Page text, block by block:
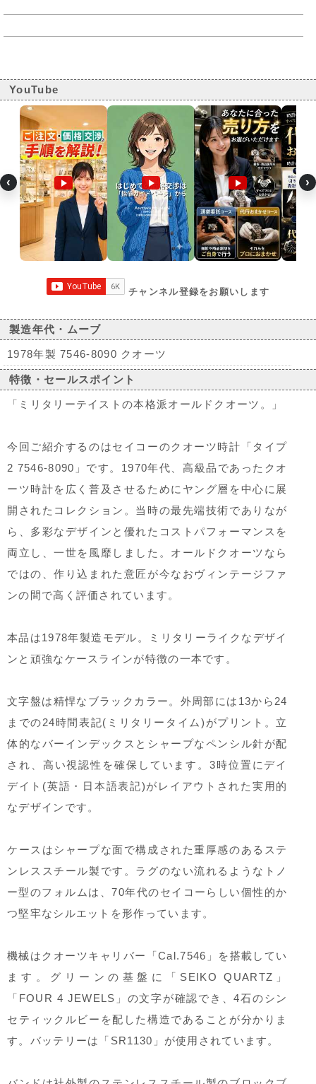
YouTube
‹ ›
チャンネル登録をお願いします
製造年代・ムーブ
1978年製 7546-8090 クオーツ
特徴・セールスポイント
「ミリタリーテイストの本格派オールドクオーツ。」
今回ご紹介するのはセイコーのクオーツ時計「タイプ
2 7546-8090」です。1970年代、高級品であったクオ
ーツ時計を広く普及させるためにヤング層を中心に展
開されたコレクション。当時の最先端技術でありなが
ら、多彩なデザインと優れたコストパフォーマンスを
両立し、一世を風靡しました。オールドクオーツなら
ではの、作り込まれた意匠が今なおヴィンテージファ
ンの間で高く評価されています。
本品は1978年製造モデル。ミリタリーライクなデザイ
ンと頑強なケースラインが特徴の一本です。
文字盤は精悍なブラックカラー。外周部には13から24
までの24時間表記(ミリタリータイム)がプリント。立
体的なバーインデックスとシャープなペンシル針が配
され、高い視認性を確保しています。3時位置にデイ
デイト(英語・日本語表記)がレイアウトされた実用的
なデザインです。
ケースはシャープな面で構成された重厚感のあるステ
ンレススチール製です。ラグのない流れるようなトノ
ー型のフォルムは、70年代のセイコーらしい個性的か
つ堅牢なシルエットを形作っています。
機械はクオーツキャリバー「Cal.7546」を搭載してい
ます。グリーンの基盤に「SEIKO QUARTZ」
「FOUR 4 JEWELS」の文字が確認でき、4石のシン
セティックルビーを配した構造であることが分かりま
す。バッテリーは「SR1130」が使用されています。